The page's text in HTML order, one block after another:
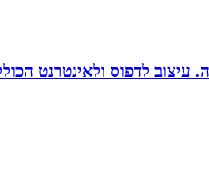
עיצוב והפקה ברמה גבוהה. עיצוב